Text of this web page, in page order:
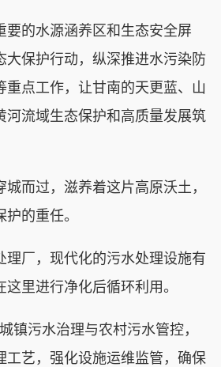
的水源涵养区和生态安全屏
大保护行动，纵深推进水污染防
重点工作，让甘南的天更蓝、山
河流域生态保护和高质量发展筑
而过，滋养着这片高原沃土，
的重任。
厂，现代化的污水处理设施有
里进行净化后循环利用。
污水治理与农村污水管控，
工艺，强化设施运维监管，确保